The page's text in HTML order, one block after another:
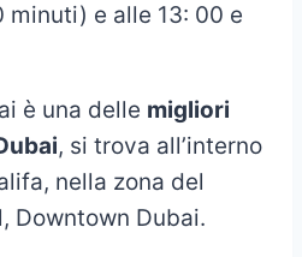
e alle 13: 00 e
è una delle migliori
, si trova all’interno
nella zona del
Downtown Dubai.